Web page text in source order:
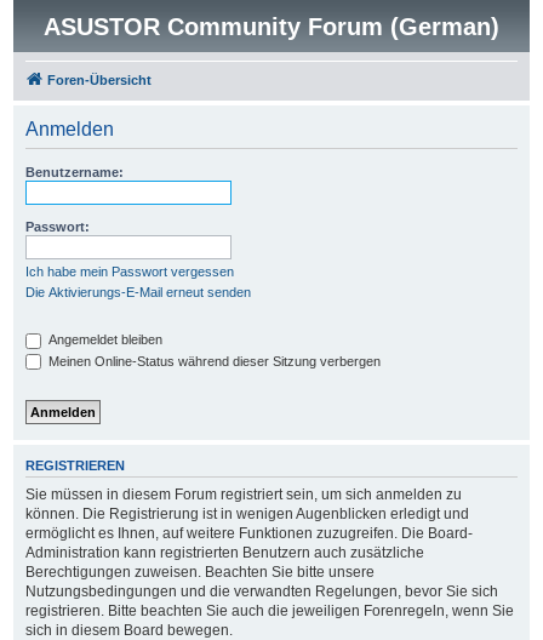
ASUSTOR Community Forum (German)
Foren-Übersicht
Anmelden
Benutzername:
Passwort:
Ich habe mein Passwort vergessen
Die Aktivierungs-E-Mail erneut senden
Angemeldet bleiben
Meinen Online-Status während dieser Sitzung verbergen
REGISTRIEREN
Sie müssen in diesem Forum registriert sein, um sich anmelden zu
können. Die Registrierung ist in wenigen Augenblicken erledigt und
ermöglicht es Ihnen, auf weitere Funktionen zuzugreifen. Die Board-
Administration kann registrierten Benutzern auch zusätzliche
Berechtigungen zuweisen. Beachten Sie bitte unsere
Nutzungsbedingungen und die verwandten Regelungen, bevor Sie sich
registrieren. Bitte beachten Sie auch die jeweiligen Forenregeln, wenn Sie
sich in diesem Board bewegen.